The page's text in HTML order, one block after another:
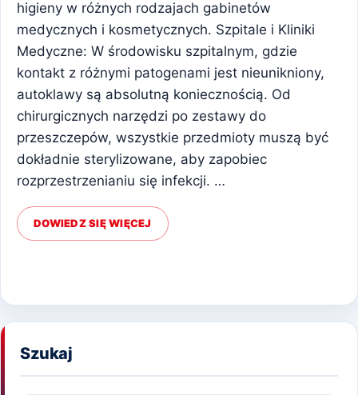
higieny w różnych rodzajach gabinetów
medycznych i kosmetycznych. Szpitale i Kliniki
Medyczne: W środowisku szpitalnym, gdzie
kontakt z różnymi patogenami jest nieunikniony,
autoklawy są absolutną koniecznością. Od
chirurgicznych narzędzi po zestawy do
przeszczepów, wszystkie przedmioty muszą być
dokładnie sterylizowane, aby zapobiec
rozprzestrzenianiu się infekcji. …
DOWIEDZ SIĘ WIĘCEJ
Szukaj